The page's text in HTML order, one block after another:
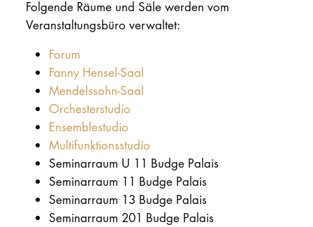
Folgende Räume und Säle werden vom
Veranstaltungsbüro verwaltet:
Forum
Fanny Hensel-Saal
Mendelssohn-Saal
Orchesterstudio
Ensemblestudio
Multifunktionsstudio
Seminarraum U 11 Budge Palais
Seminarraum 11 Budge Palais
Seminarraum 13 Budge Palais
Seminarraum 201 Budge Palais